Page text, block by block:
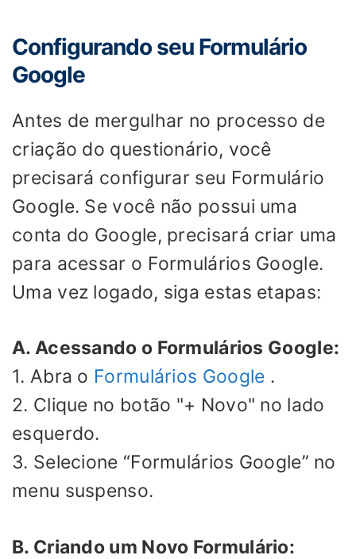
Configurando seu Formulário
Google
Antes de mergulhar no processo de
criação do questionário, você
precisará configurar seu Formulário
Google. Se você não possui uma
conta do Google, precisará criar uma
para acessar o Formulários Google.
Uma vez logado, siga estas etapas:
A. Acessando o Formulários Google:
1. Abra o Formulários Google .
2. Clique no botão "+ Novo" no lado
esquerdo.
3. Selecione “Formulários Google” no
menu suspenso.
B. Criando um Novo Formulário: